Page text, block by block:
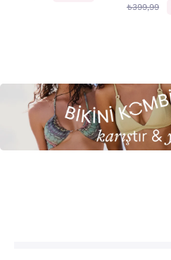
₺399,99